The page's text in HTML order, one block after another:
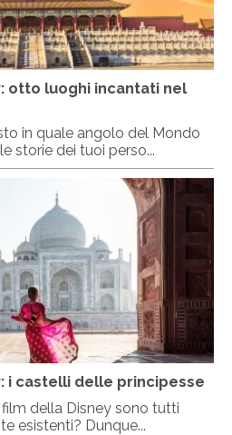
otto luoghi incantati nel
in quale angolo del Mondo
storie dei tuoi perso...
i castelli delle principesse
della Disney sono tutti
esistenti? Dunque...